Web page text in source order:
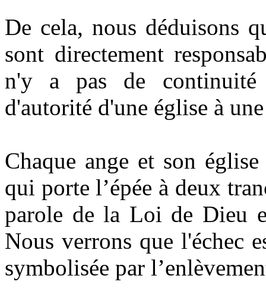
De cela, nous déduisons
sont directement
n'y a pas de continuité
d'autorité d'une église à
Chaque ange et son
qui porte l’épée à deux
parole de la Loi de Dieu
Nous verrons que l'échec
symbolisée par